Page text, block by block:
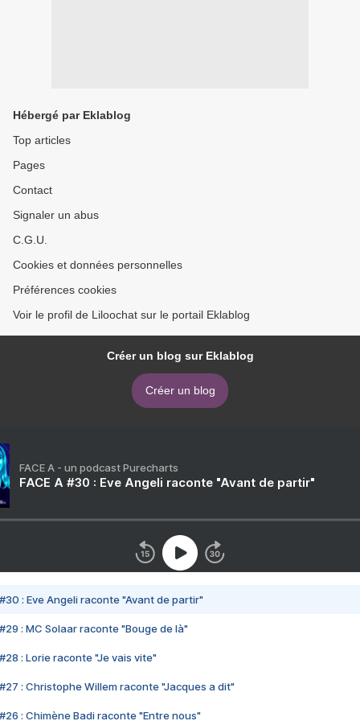
Hébergé par Eklablog
Top articles
Pages
Contact
Signaler un abus
C.G.U.
Cookies et données personnelles
Préférences cookies
Voir le profil de Liloochat sur le portail Eklablog
Créer un blog sur Eklablog
Créer un blog
FACE A - un podcast Purecharts
FACE A #30 : Eve Angeli raconte "Avant de partir"
#30 : Eve Angeli raconte "Avant de partir"
#29 : MC Solaar raconte "Bouge de là"
#28 : Lorie raconte "Je vais vite"
#27 : Christophe Willem raconte "Jacques a dit"
#26 : Chimène Badi raconte "Entre nous"